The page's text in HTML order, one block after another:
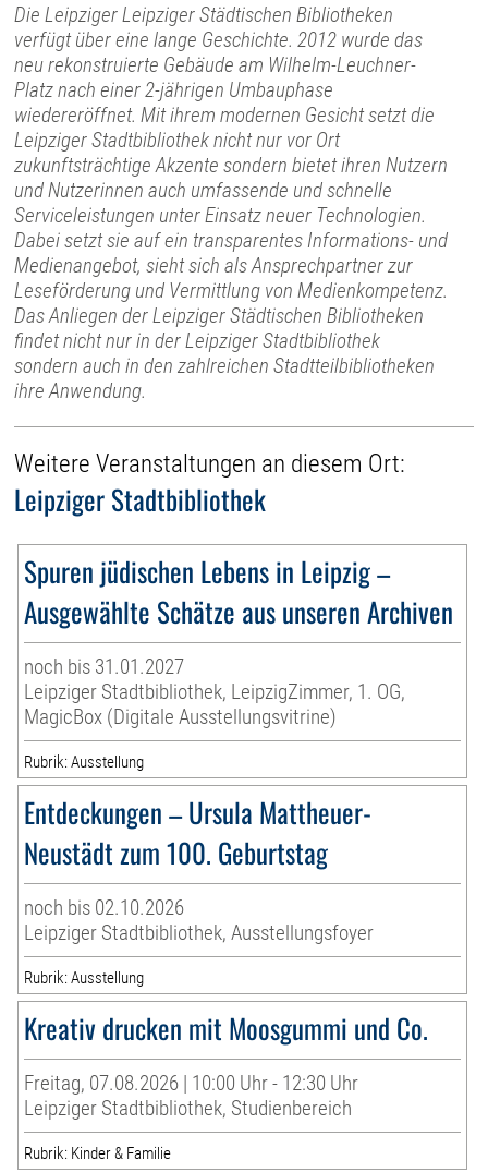
Die Leipziger Leipziger Städtischen Bibliotheken
verfügt über eine lange Geschichte. 2012 wurde das
neu rekonstruierte Gebäude am Wilhelm-Leuchner-
Platz nach einer 2-jährigen Umbauphase
wiedereröffnet. Mit ihrem modernen Gesicht setzt die
Leipziger Stadtbibliothek nicht nur vor Ort
zukunftsträchtige Akzente sondern bietet ihren Nutzern
und Nutzerinnen auch umfassende und schnelle
Serviceleistungen unter Einsatz neuer Technologien.
Dabei setzt sie auf ein transparentes Informations- und
Medienangebot, sieht sich als Ansprechpartner zur
Leseförderung und Vermittlung von Medienkompetenz.
Das Anliegen der Leipziger Städtischen Bibliotheken
findet nicht nur in der Leipziger Stadtbibliothek
sondern auch in den zahlreichen Stadtteilbibliotheken
ihre Anwendung.
Weitere Veranstaltungen an diesem Ort:
Leipziger Stadtbibliothek
Spuren jüdischen Lebens in Leipzig –
Ausgewählte Schätze aus unseren Archiven
noch bis 31.01.2027
Leipziger Stadtbibliothek, LeipzigZimmer, 1. OG,
MagicBox (Digitale Ausstellungsvitrine)
Rubrik: Ausstellung
Entdeckungen – Ursula Mattheuer-
Neustädt zum 100. Geburtstag
noch bis 02.10.2026
Leipziger Stadtbibliothek, Ausstellungsfoyer
Rubrik: Ausstellung
Kreativ drucken mit Moosgummi und Co.
Freitag, 07.08.2026 | 10:00 Uhr - 12:30 Uhr
Leipziger Stadtbibliothek, Studienbereich
Rubrik: Kinder & Familie